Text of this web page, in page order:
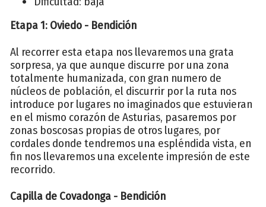
Etapa 1: Oviedo - Bendición
Al recorrer esta etapa nos llevaremos una grata
sorpresa, ya que aunque discurre por una zona
totalmente humanizada, con gran numero de
núcleos de población, el discurrir por la ruta nos
introduce por lugares no imaginados que estuvieran
en el mismo corazón de Asturias, pasaremos por
zonas boscosas propias de otros lugares, por
cordales donde tendremos una espléndida vista, en
fin nos llevaremos una excelente impresión de este
recorrido.
Capilla de Covadonga - Bendición